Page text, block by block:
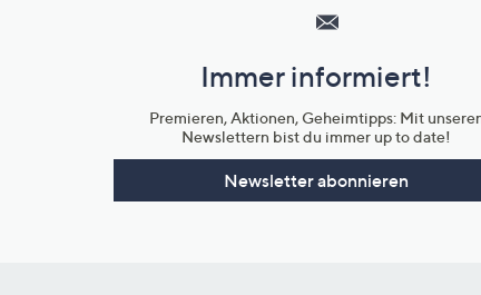
Unternehmensinformationen
Immer informiert!
Premieren, Aktionen, Geheimtipps: Mit
Newslettern bist du immer up to date!
Newsletter abonnieren